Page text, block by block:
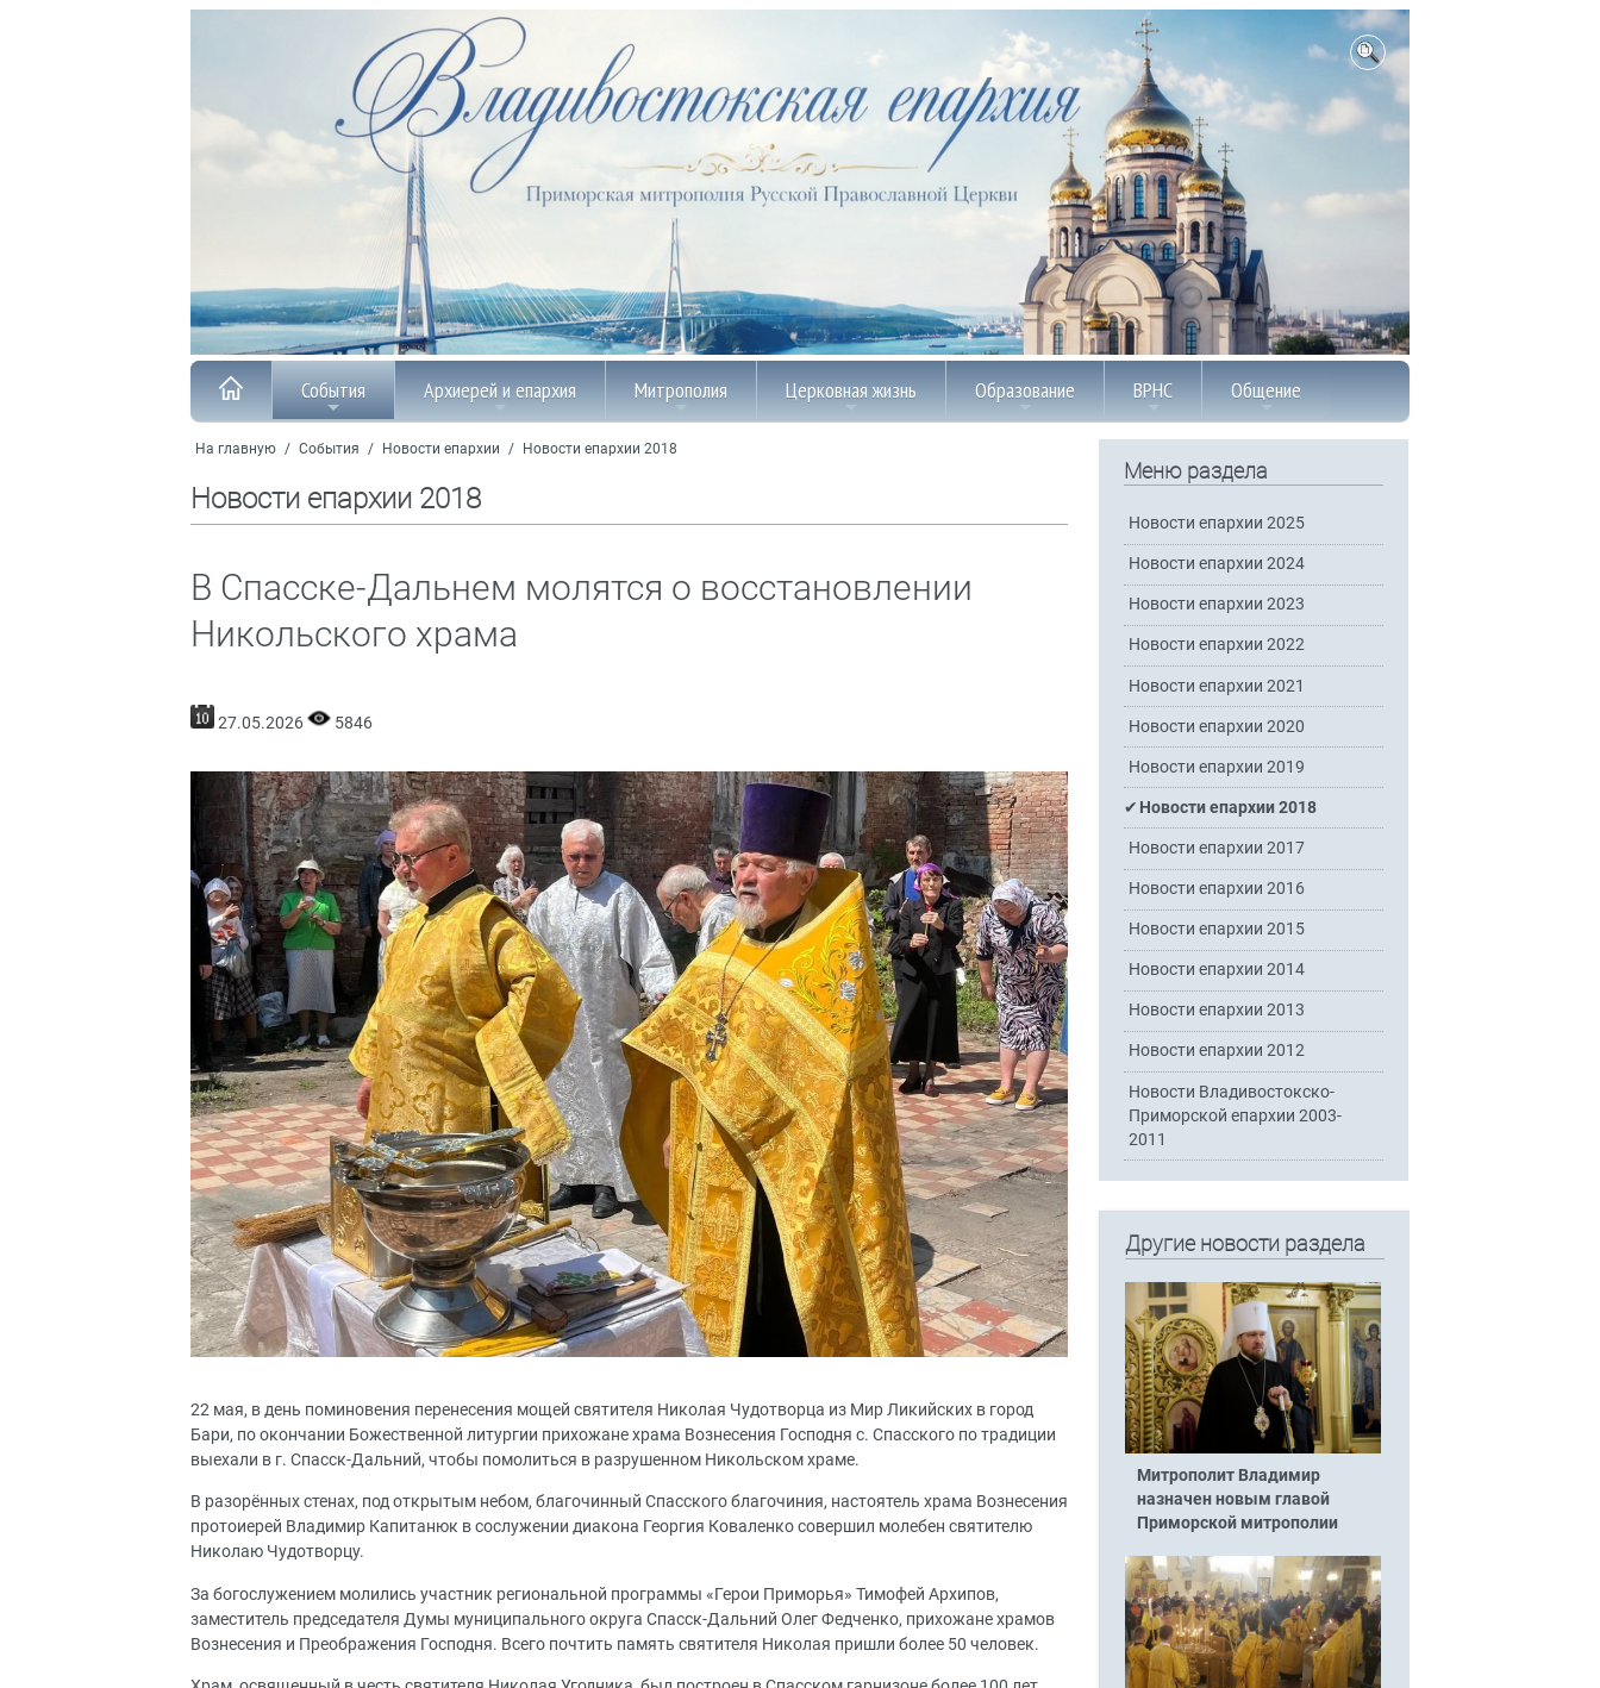
События Архиерей и епархия Митрополия Церковная жизнь Образование ВРНС Общение
На главную / События / Новости епархии / Новости епархии 2018
Новости епархии 2018
В Спасске-Дальнем молятся о восстановлении
Никольского храма
27.05.2026 5846
22 мая, в день поминовения перенесения мощей святителя Николая Чудотворца из Мир Ликийских в город
Бари, по окончании Божественной литургии прихожане храма Вознесения Господня с. Спасского по традиции
выехали в г. Спасск-Дальний, чтобы помолиться в разрушенном Никольском храме.
В разорённых стенах, под открытым небом, благочинный Спасского благочиния, настоятель храма Вознесения
протоиерей Владимир Капитанюк в сослужении диакона Георгия Коваленко совершил молебен святителю
Николаю Чудотворцу.
За богослужением молились участник региональной программы «Герои Приморья» Тимофей Архипов,
заместитель председателя Думы муниципального округа Спасск-Дальний Олег Федченко, прихожане храмов
Вознесения и Преображения Господня. Всего почтить память святителя Николая пришли более 50 человек.
Меню раздела
Новости епархии 2025
Новости епархии 2024
Новости епархии 2023
Новости епархии 2022
Новости епархии 2021
Новости епархии 2020
Новости епархии 2019
Новости епархии 2018
Новости епархии 2017
Новости епархии 2016
Новости епархии 2015
Новости епархии 2014
Новости епархии 2013
Новости епархии 2012
Новости Владивостокско-
Приморской епархии 2003-
2011
Другие новости раздела
Митрополит Владимир
назначен новым главой
Приморской митрополии